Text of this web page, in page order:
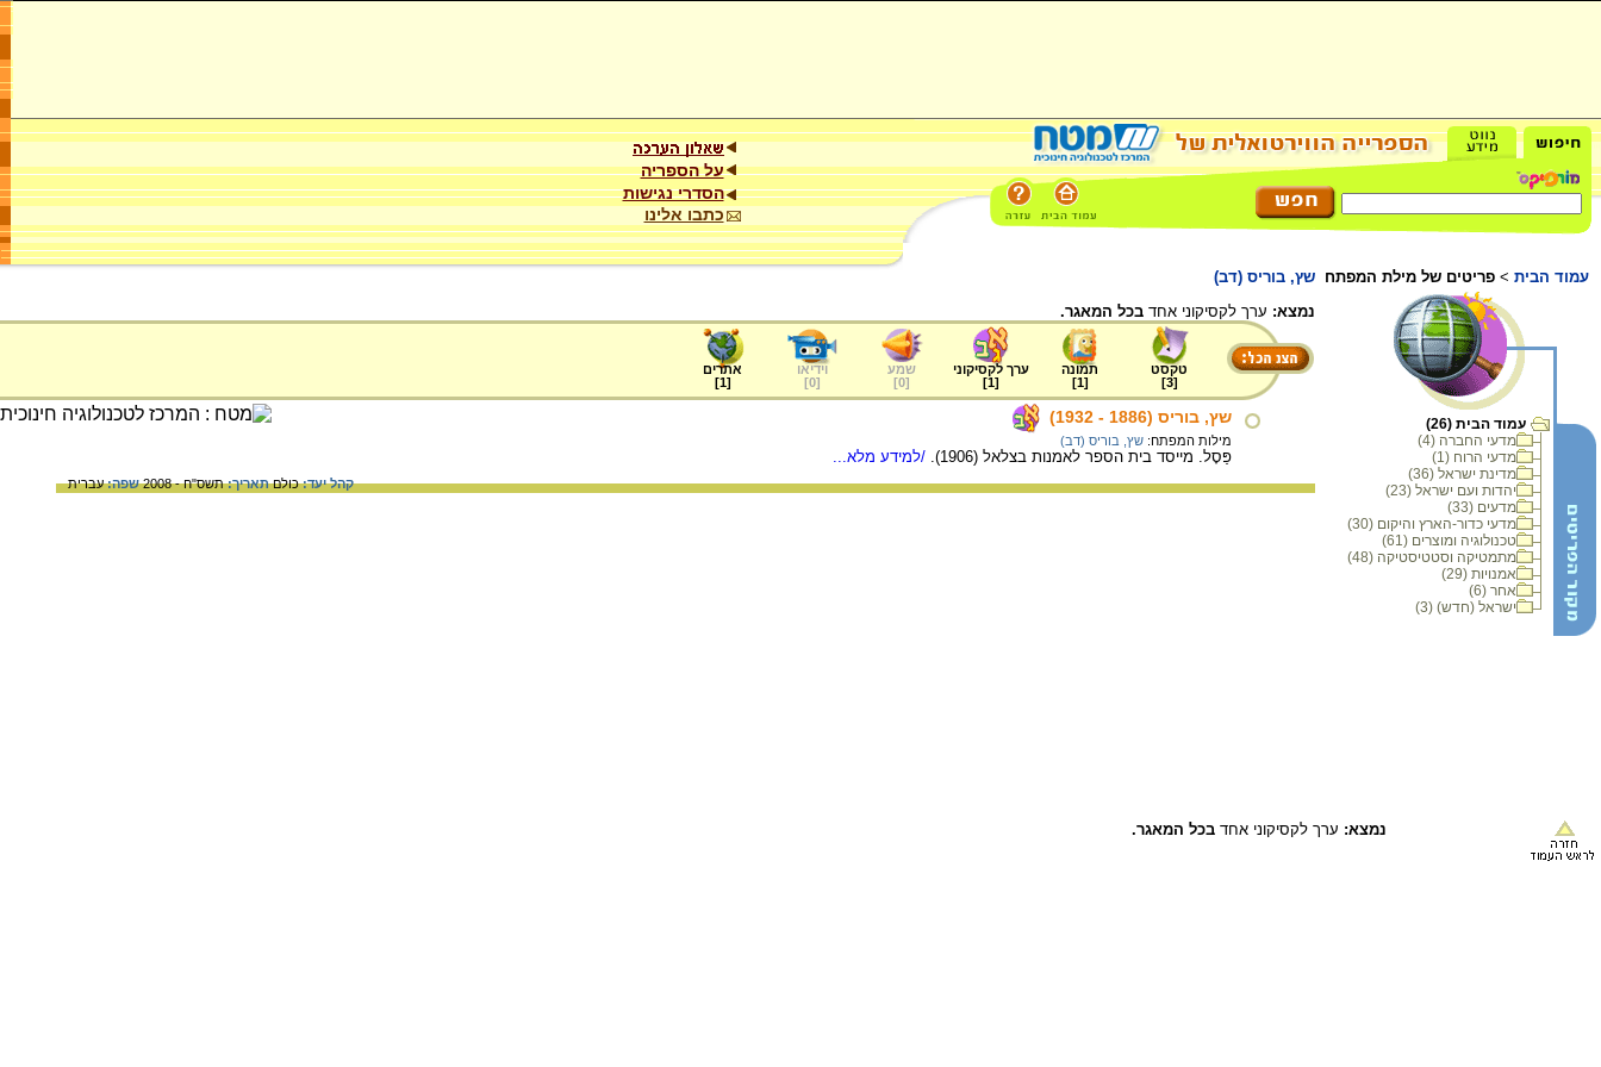
על הספריה
הסדרי נגישות
כתבו אלינו
עמוד הבית > פריטים של מילת המפתח שץ, בוריס (דב)
עמוד הבית (26)
מדעי החברה (4)
מדעי הרוח (1)
מדינת ישראל (36)
יהדות ועם ישראל (23)
מדעים (33)
מדעי כדור-הארץ והיקום (30)
טכנולוגיה ומוצרים (61)
מתמטיקה וסטטיסטיקה (48)
אמנויות (29)
אחר (6)
ישראל (חדש) (3)
נמצא: ערך לקסיקוני אחד בכל המאגר.
טקסט
[
3
]
תמונה
[
1
]
ערך לקסיקוני
[
1
]
שמע
[
0
]
וידיאו
[
0
]
אתרים
[
1
]
שץ, בוריס (1886 - 1932)
מילות המפתח: שץ, בוריס (דב)
פַּסָל. מייסד בית הספר לאמנות בצלאל (1906). /למידע מלא...
קהל יעד:כולםתאריך:תשס"ח - 2008 שפה:עברית
נמצא: ערך לקסיקוני אחד בכל המאגר.